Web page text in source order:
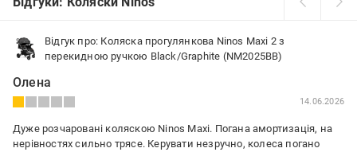
Відгук про: Коляска прогулянкова Ninos Maxi 2 з
перекидною ручкою Black/Graphite (NM2025BB)
Олена
14.06.2026
Дуже розчаровані коляскою Ninos Maxi. Погана амортизація, на
нерівностях сильно трясе. Керувати незручно, колеса погано